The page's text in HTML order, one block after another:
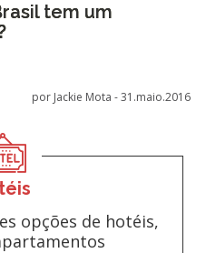
tem um
por Jackie Mota -31.maio.2016
opções de hotéis,